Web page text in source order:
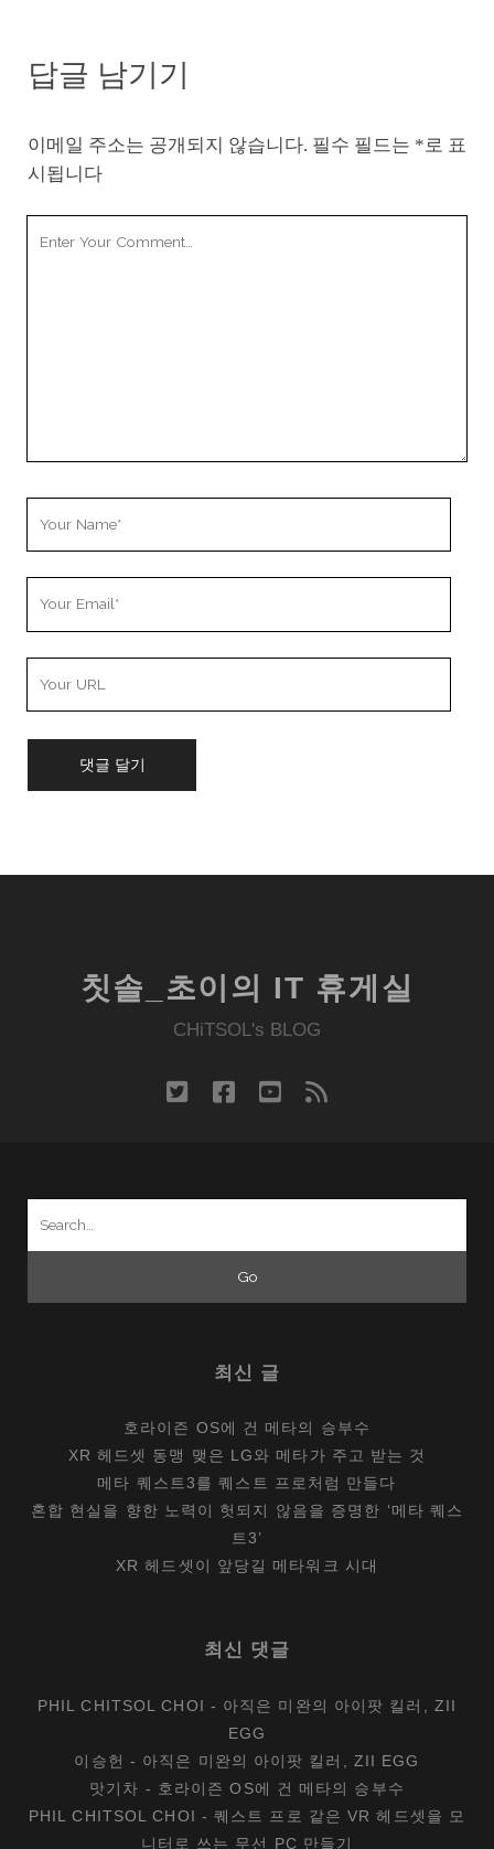
답글 남기기
이메일 주소는 공개되지 않습니다. 필수 필드는 * 로 표
시됩니다
칫솔_초이의 IT 휴게실
CHiTSOL's BLOG
twitterfacebook
youtube
rss
최신 글
호라이즌 OS에 건 메타의 승부수
XR 헤드셋 동맹 맺은 LG와 메타가 주고 받는 것
메타 퀘스트3를 퀘스트 프로처럼 만들다
혼합 현실을 향한 노력이 헛되지 않음을 증명한 ‘메타 퀘스
트3’
XR 헤드셋이 앞당길 메타워크 시대
최신 댓글
PHIL CHITSOL CHOI - 아직은 미완의 아이팟 킬러, ZII
EGG
이승헌 - 아직은 미완의 아이팟 킬러, ZII EGG
맛기차 - 호라이즌 OS에 건 메타의 승부수
PHIL CHITSOL CHOI -퀘스트 프로 같은 VR 헤드셋을 모
니터로 쓰는 무선 PC 만들기